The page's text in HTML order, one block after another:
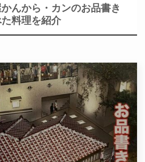
んから・カンのお品書き
料理を紹介